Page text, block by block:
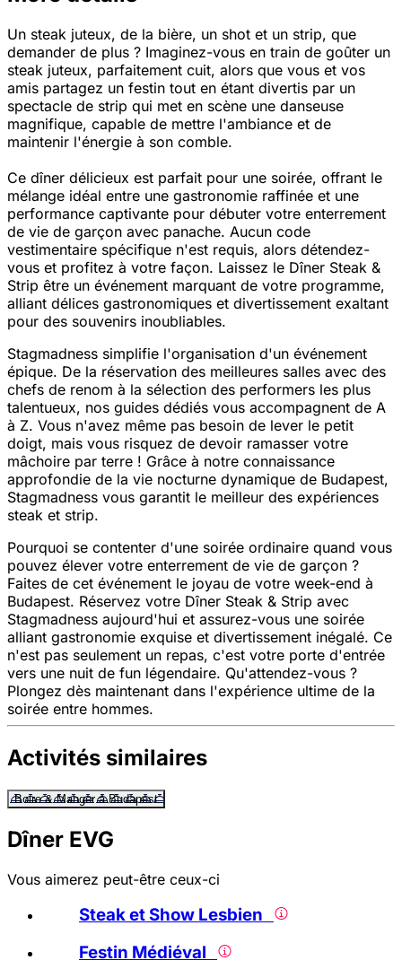
Un steak juteux, de la bière, un shot et un strip, que
demander de plus ? Imaginez-vous en train de goûter un
steak juteux, parfaitement cuit, alors que vous et vos
amis partagez un festin tout en étant divertis par un
spectacle de strip qui met en scène une danseuse
magnifique, capable de mettre l'ambiance et de
maintenir l'énergie à son comble.
Ce dîner délicieux est parfait pour une soirée, offrant le
mélange idéal entre une gastronomie raffinée et une
performance captivante pour débuter votre enterrement
de vie de garçon avec panache. Aucun code
vestimentaire spécifique n'est requis, alors détendez-
vous et profitez à votre façon. Laissez le Dîner Steak &
Strip être un événement marquant de votre programme,
alliant délices gastronomiques et divertissement exaltant
pour des souvenirs inoubliables.
Stagmadness simplifie l'organisation d'un événement
épique. De la réservation des meilleures salles avec des
chefs de renom à la sélection des performers les plus
talentueux, nos guides dédiés vous accompagnent de A
à Z. Vous n'avez même pas besoin de lever le petit
doigt, mais vous risquez de devoir ramasser votre
mâchoire par terre ! Grâce à notre connaissance
approfondie de la vie nocturne dynamique de Budapest,
Stagmadness vous garantit le meilleur des expériences
steak et strip.
Pourquoi se contenter d'une soirée ordinaire quand vous
pouvez élever votre enterrement de vie de garçon ?
Faites de cet événement le joyau de votre week-end à
Budapest. Réservez votre Dîner Steak & Strip avec
Stagmadness aujourd'hui et assurez-vous une soirée
alliant gastronomie exquise et divertissement inégalé. Ce
n'est pas seulement un repas, c'est votre porte d'entrée
vers une nuit de fun légendaire. Qu'attendez-vous ?
Plongez dès maintenant dans l'expérience ultime de la
soirée entre hommes.
Activités similaires
Boire & Manger à Budapest
Dîner EVG
Vous aimerez peut-être ceux-ci
Steak et Show Lesbien
Festin Médiéval